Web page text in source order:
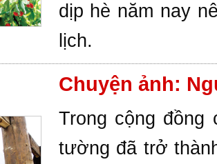
dịp hè năm nay
lịch.
Chuyện ảnh:
Trong cộng đồng
tường đã trở